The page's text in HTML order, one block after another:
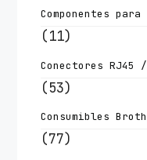
Componentes
(11)
Conectores RJ45
(53)
Consumibles
(77)